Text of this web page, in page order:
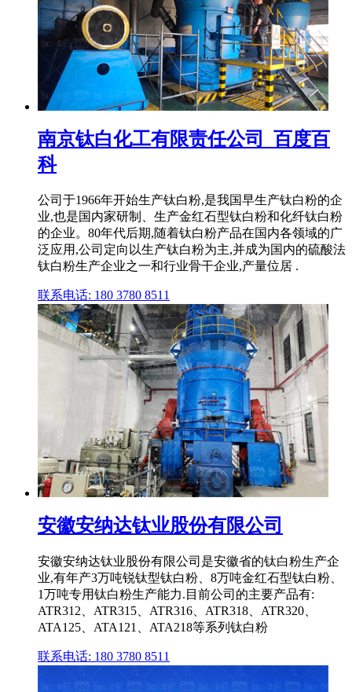
南京钛白化工有限责任公司_百度百
科
公司于1966年开始生产钛白粉,是我国早生产钛白粉的企
业,也是国内家研制、生产金红石型钛白粉和化纤钛白粉
的企业。80年代后期,随着钛白粉产品在国内各领域的广
泛应用,公司定向以生产钛白粉为主,并成为国内的硫酸法
钛白粉生产企业之一和行业骨干企业,产量位居 .
联系电话: 180 3780 8511
安徽安纳达钛业股份有限公司
安徽安纳达钛业股份有限公司是安徽省的钛白粉生产企
业,有年产3万吨锐钛型钛白粉、8万吨金红石型钛白粉、
1万吨专用钛白粉生产能力.目前公司的主要产品有:
ATR312、ATR315、ATR316、ATR318、ATR320、
ATA125、ATA121、ATA218等系列钛白粉
联系电话: 180 3780 8511